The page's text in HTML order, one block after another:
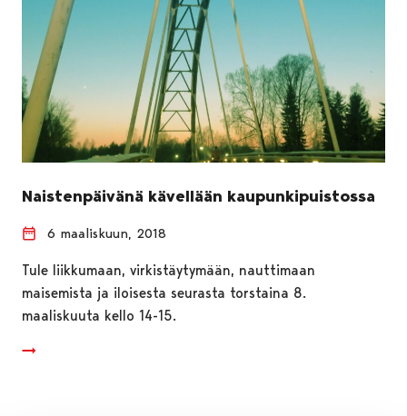
Naistenpäivänä kävellään kaupunkipuistossa
6 maaliskuun, 2018
Tule liikkumaan, virkistäytymään, nauttimaan
maisemista ja iloisesta seurasta torstaina 8.
maaliskuuta kello 14-15.